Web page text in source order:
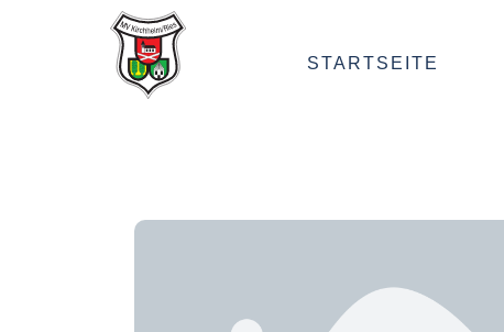
STARTSEITE